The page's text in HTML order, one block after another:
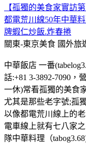
【孤獨的美食家實訪
都電荒川線50年中華
牌蝦仁炒飯.炸春捲
關東-東京美食 國外旅
中華飯店 一番
話:+81 3-3892-7090，
一休)常看孤獨的美食
尤其是那些老字號;孤
以像都電荒川線上的
電車線上就有七八家
隊中華料理（